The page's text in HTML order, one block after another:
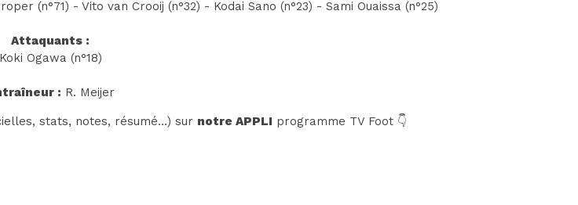
(n°71) - Vito van Crooij (n°32) - Kodai Sano (n°23) - Sami Ouaissa (n°25)
Attaquants :
Koki Ogawa (n°18)
: R. Meijer
stats, notes, résumé...) sur notre APPLI programme TV Foot 👇